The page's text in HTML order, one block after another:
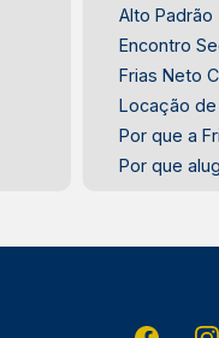
Alto Padrão
Encontro
Frias Neto
Locação
Por que a
Por que